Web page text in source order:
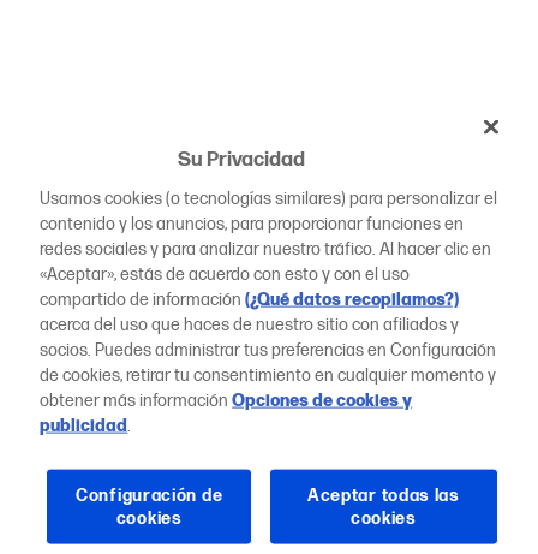
Su Privacidad
Usamos cookies (o tecnologías similares) para personalizar el
contenido y los anuncios, para proporcionar funciones en
redes sociales y para analizar nuestro tráfico. Al hacer clic en
«Aceptar», estás de acuerdo con esto y con el uso
compartido de información(¿Qué datos recopilamos?)
acerca del uso que haces de nuestro sitio con afiliados y
socios. Puedes administrar tus preferencias en Configuración
de cookies, retirar tu consentimiento en cualquier momento y
obtener más informaciónOpciones de cookies y
publicidad.
Configuración de
cookies
Aceptar todas las
cookies